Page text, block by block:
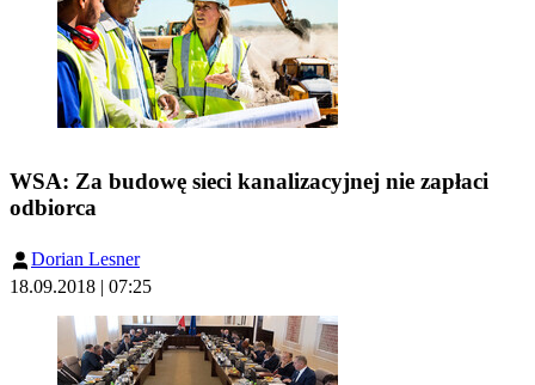
WSA: Za budowę sieci kanalizacyjnej nie zapłaci
odbiorca
Dorian Lesner
18.09.2018 | 07:25